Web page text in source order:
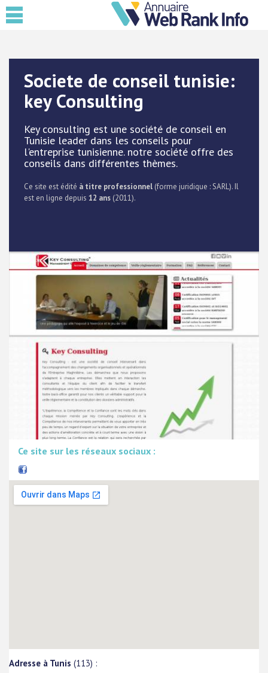
Societe de conseil tunisie:
key Consulting
Key consulting est une société de conseil en
Tunisie leader dans les conseils pour
l'entreprise tunisienne. notre société offre des
conseils dans différentes thèmes.
Ce site est édité à titre professionnel (forme juridique : SARL). Il
est en ligne depuis 12 ans (2011).
Ce site sur les réseaux sociaux :
Adresse à Tunis (113) :